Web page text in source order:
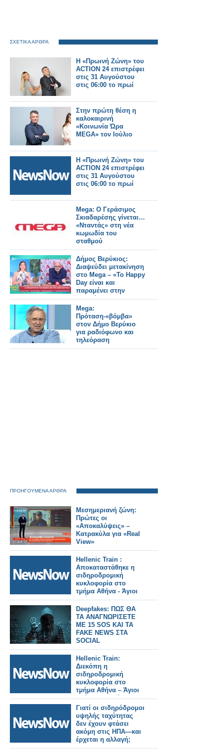
ΣΧΕΤΙΚΑ ΑΡΘΡΑ
Η «Πρωινή Ζώνη» του
ACTION 24 επιστρέφει
στις 31 Αυγούστου
στις 06:00 το πρωί
Στην πρώτη θέση η
καλοκαιρινή
«Κοινωνία Ώρα
MEGA» τον Ιούλιο
Η «Πρωινή Ζώνη» του
ACTION 24 επιστρέφει
στις 31 Αυγούστου
στις 06:00 το πρωί
Mega: Ο Γεράσιμος
Σκιαδαρέσης γίνεται…
«Νταντάς» στη νέα
κωμωδία του
σταθμού
Δήμος Βερύκιος:
Διαψεύδει μετακίνηση
στο Mega – «Το Happy
Day είναι και
παραμένει στην
καρδιά μου»
Mega:
Πρόταση-«βόμβα»
στον Δήμο Βερύκιο
για ραδιόφωνο και
τηλεόραση
ΠΡΟΗΓΟΥΜΕΝΑ ΑΡΘΡΑ
Μεσημεριανή ζώνη:
Πρώτες οι
«Αποκαλύψεις» –
Κατρακύλα για «Real
View»
Hellenic Train :
Αποκαταστάθηκε η
σιδηροδρομική
κυκλοφορία στο
τμήμα Αθήνα - Άγιοι
Ανάργυροι.
Deepfakes: ΠΩΣ ΘΑ
ΤΑ ΑΝΑΓΝΩΡΙΣΕΤΕ
ΜΕ 15 SOS ΚΑΙ ΤΑ
FAKE NEWS ΣΤΑ
SOCIAL
Hellenic Train:
Διεκόπη η
σιδηροδρομική
κυκλοφορία στο
τμήμα Αθήνα – Άγιοι
Ανάργυροι, λόγω
πυρκαγιάς που
εκδηλώθηκε σε κτίριο
πλησίον της γραμμής.
Γιατί οι σιδηρόδρομοι
υψηλής ταχύτητας
δεν έχουν φτάσει
ακόμη στις ΗΠΑ—και
έρχεται η αλλαγή;